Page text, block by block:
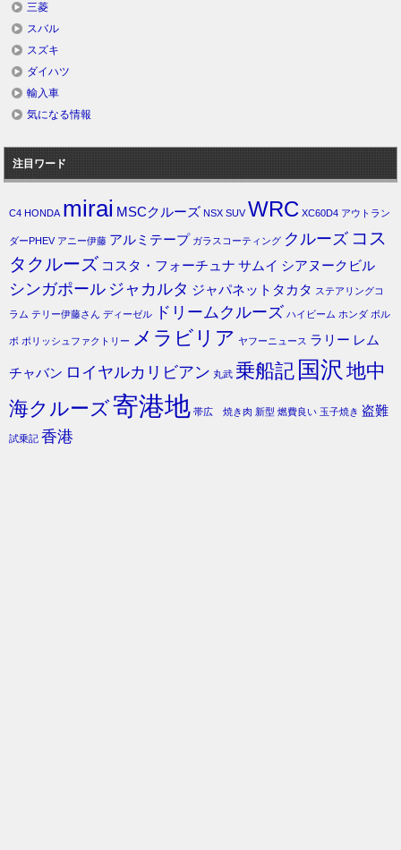
三菱
スバル
スズキ
ダイハツ
輸入車
気になる情報
注目ワード
C4 HONDA mirai MSCクルーズ NSX SUV WRC XC60D4 アウトラン
ダーPHEV アニー伊藤 アルミテープ ガラスコーティング クルーズ コス
タクルーズ コスタ・フォーチュナ サムイ シアヌークビル
シンガポール ジャカルタ ジャパネットタカタ ステアリングコ
ラム テリー伊藤さん ディーゼル ドリームクルーズ ハイビーム ホンダ ボル
ボ ポリッシュファクトリー メラビリア ヤフーニュース ラリー レム
チャバン ロイヤルカリビアン 丸武 乗船記 国沢 地中
海クルーズ寄港地 帯広 焼き肉 新型 燃費良い 玉子焼き 盗難
試乗記 香港